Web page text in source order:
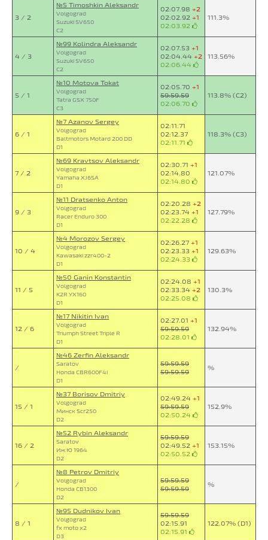
3 / 2
№5 Timoshkin Aleksandr
Volgograd
Suzuki SV650
C2
02:07.98 +2
02:02.92 +1
02:03.92
111.3%
4 / 3
№99 Kolindra Aleksandr
Volgograd
Suzuki SV650
C2
02:07.53 +1
02:04.44 +2
02:06.44
113.56%
5 / 1
№10 Motova Tokat
Volgograd
Tatra GSX 750F
C3
02:05.70 +1
59:59.59
02:06.70
113.8% (C2)
6 / 1
№7 Azanov Sergey
Volgograd
Baltmotors Motard 200 DD
D1
02:11.71
02:12.37
02:11.71
118.3% (C3)
7 / 2
№69 Kravtsov Aleksandr
Volgograd
Yamaha XJ6SA
D1
02:30.71 +1
02:14.80
02:14.80
121.07%
9 / 3
№11 Dratsenko Anton
Volgograd
Racer Enduro 300
D1
02:20.28 +2
02:23.74 +1
02:22.28
127.79%
10 / 4
№4 Morozov Sergey
Volgograd
Kawasaki zzr400-2
D1
02:26.27 +1
02:23.33 +1
02:24.33
129.63%
11 / 5
№50 Ganin Konstantin
Volgograd
K2R YX160
D1
02:24.08 +1
02:33.34 +2
02:25.08
130.3%
12 / 6
№17 Nikitin Ivan
Volgograd
Triumph Street Triple R
D1
02:27.01 +1
59:59.59
02:28.01
132.94%
/
№46 Zerfin Aleksandr
Saratov
Honda CBR600F4i
D1
59:59.59
59:59.59
%
15 / 1
№37 Borisov Dmitriy
Volgograd
Минск Scr250
D2
02:49.24 +1
59:59.59
02:50.24
152.9%
16 / 2
№52 Rybin Aleksandr
Saratov
Иж Ю 1964
D2
59:59.59
02:49.52 +1
02:50.52
153.15%
/
№8 Petrov Dmitriy
Volgograd
Honda CB1300
D2
59:59.59
59:59.59
%
8 / 1
№95 Dudnikov Ivan
Volgograd
fx moto x2
D3
59:59.59
02:15.91
02:15.91
122.07% (D1)